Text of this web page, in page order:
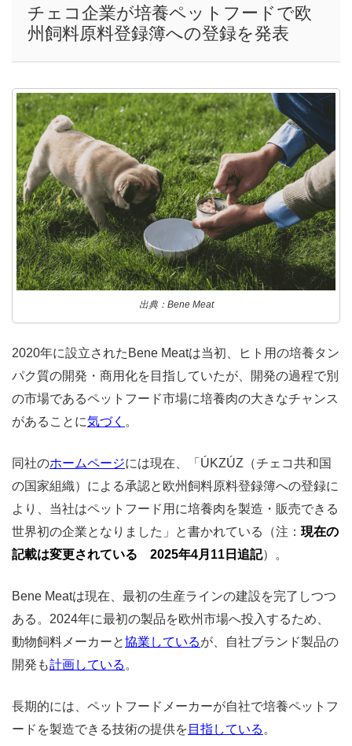
チェコ企業が培養ペットフードで欧
州飼料原料登録簿への登録を発表
出典：Bene Meat
2020年に設立されたBene Meatは当初、ヒト用の培養タン
パク質の開発・商用化を目指していたが、開発の過程で別
の市場であるペットフード市場に培養肉の大きなチャンス
があることに気づく 。
同社のホームページには現在、「ÚKZÚZ（チェコ共和国
の国家組織）による承認と欧州飼料原料登録簿への登録に
より、当社はペットフード用に培養肉を製造・販売できる
世界初の企業となりました」と書かれている（注： 現在の
記載は変更されている 2025年4月11日追記）。
Bene Meatは現在、最初の生産ラインの建設を完了しつつ
ある。2024年に最初の製品を欧州市場へ投入するため、
動物飼料メーカーと協業しているが、自社ブランド製品の
開発も計画している 。
長期的には、ペットフードメーカーが自社で培養ペットフ
ードを製造できる技術の提供を 目指している 。